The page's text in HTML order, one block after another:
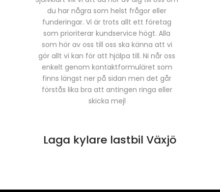
du har några som helst frågor eller
funderingar. Vi är trots allt ett företag
som prioriterar kundservice högt. Alla
som hör av oss till oss ska känna att vi
gör allt vi kan för att hjälpa till. Ni når oss
enkelt genom kontaktformuläret som
finns längst ner på sidan men det går
förstås lika bra att antingen ringa eller
skicka mejl
Laga kylare lastbil Växjö